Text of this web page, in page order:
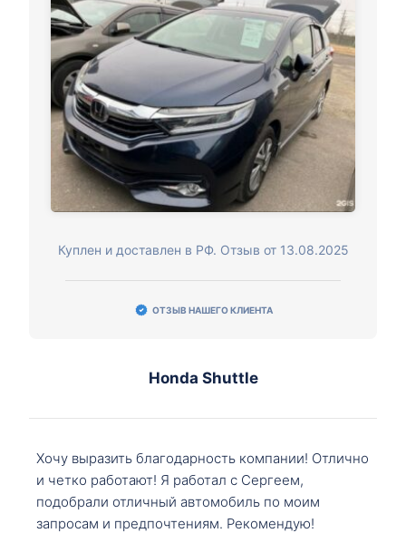
Куплен и доставлен в РФ. Отзыв от 13.08.2025
ОТЗЫВ НАШЕГО КЛИЕНТА
Honda Shuttle
Хочу выразить благодарность компании! Отлично
и четко работают! Я работал с Сергеем,
подобрали отличный автомобиль по моим
запросам и предпочтениям. Рекомендую!